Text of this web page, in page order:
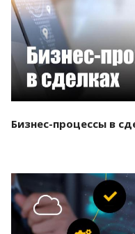
Бизнес-процессы в